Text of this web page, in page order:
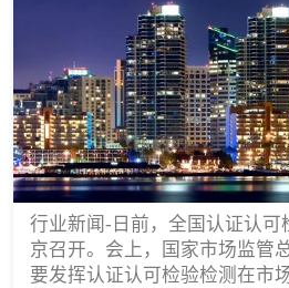
行业新闻-日前，全国认证认可
京召开。会上，国家市场监管
要发挥认证认可检验检测在市